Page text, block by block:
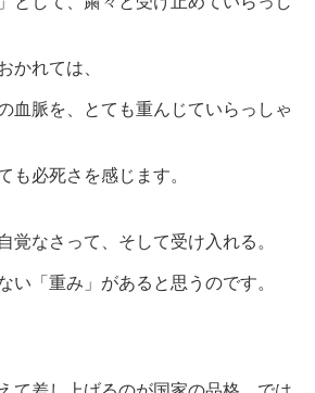
かれては、
血脈を、とても重んじていらっしゃ
も必死さを感じます。
覚なさって、そして受け入れる。
い「重み」があると思うのです。